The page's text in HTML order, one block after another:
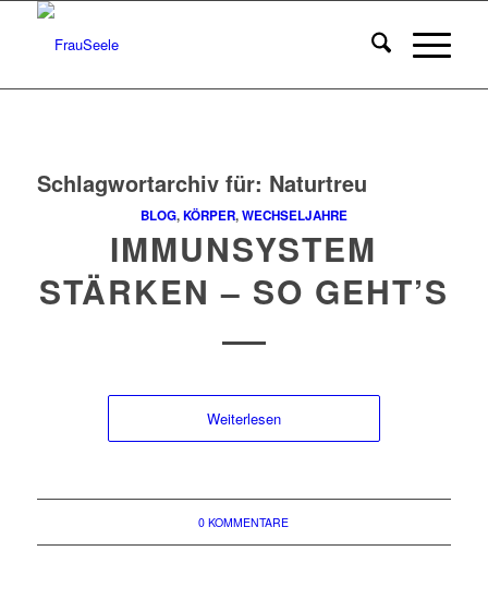
Schlagwortarchiv für: Naturtreu
BLOG,KÖRPER,WECHSELJAHRE
IMMUNSYSTEM
STÄRKEN – SO GEHT’S
Weiterlesen
0 KOMMENTARE